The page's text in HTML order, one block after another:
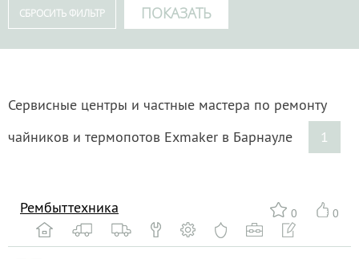
Сервисные центры и частные мастера по ремонту
чайников и термопотов Exmaker в Барнауле
1
0 0
Рембыттехника